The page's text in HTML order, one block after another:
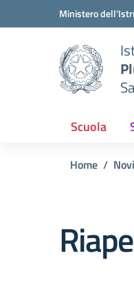
Vai ai contenuti
Vai al menu di navigazione
Ministero
Scuola
Home